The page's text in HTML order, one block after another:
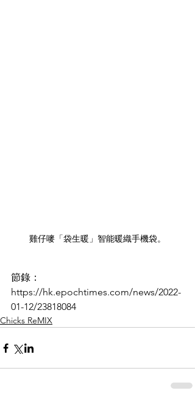
雞仔嘜「袋生暖」智能暖織手機袋。
節錄：
https://hk.epochtimes.com/news/2022-
01-12/23818084
Chicks ReMIX